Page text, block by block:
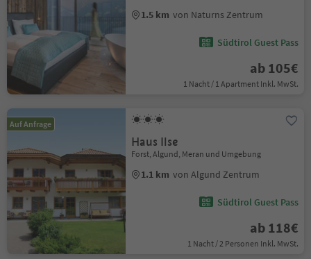
1.5 km von Naturns Zentrum
Südtirol Guest Pass
ab 105€
1 Nacht / 1 Apartment Inkl. MwSt.
Auf Anfrage
Haus Ilse
Forst, Algund, Meran und Umgebung
1.1 km von Algund Zentrum
Südtirol Guest Pass
ab 118€
1 Nacht / 2 Personen Inkl. MwSt.